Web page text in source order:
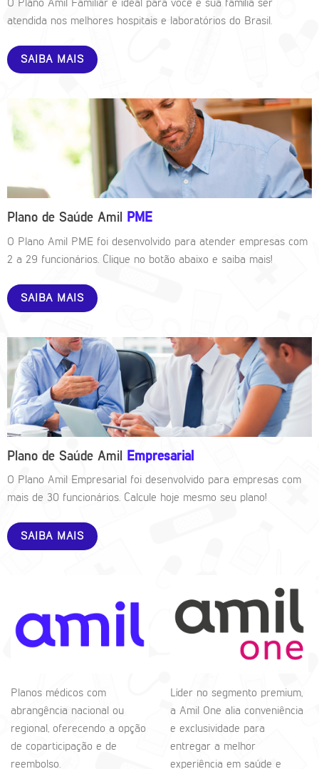
O Plano Amil Familiar é ideal para você e sua família ser
atendida nos melhores hospitais e laboratórios do Brasil.
SAIBA MAIS
Plano de Saúde Amil PME
O Plano Amil PME foi desenvolvido para atender empresas com
2 a 29 funcionários. Clique no botão abaixo e saiba mais!
SAIBA MAIS
Plano de Saúde Amil Empresarial
O Plano Amil Empresarial foi desenvolvido para empresas com
mais de 30 funcionários. Calcule hoje mesmo seu plano!
SAIBA MAIS
Planos médicos com
abrangência nacional ou
regional, oferecendo a opção
de coparticipação e de
reembolso.
Líder no segmento premium,
a Amil One alia conveniência
e exclusividade para
entregar a melhor
experiência em saúde e